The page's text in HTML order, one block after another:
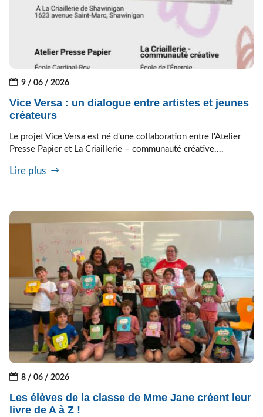
9 / 06 / 2026
Vice Versa : un dialogue entre artistes et jeunes
créateurs
Le projet Vice Versa est né d'une collaboration entre l'Atelier
Presse Papier et La Criaillerie – communauté créative....
Lire plus
8 / 06 / 2026
Les élèves de la classe de Mme Jane créent leur
livre de A à Z !